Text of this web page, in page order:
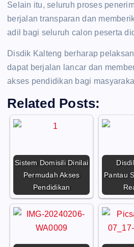
Selain itu, seluruh proses
berjalan transparan dan
adil bagi seluruh calon peserta
Disdik Kalteng berharap
dapat berjalan lancar dan
akses pendidikan bagi
Related Posts:
Sistem Domisili Dinilai
Permudah Akses
Pendidikan
Pantau